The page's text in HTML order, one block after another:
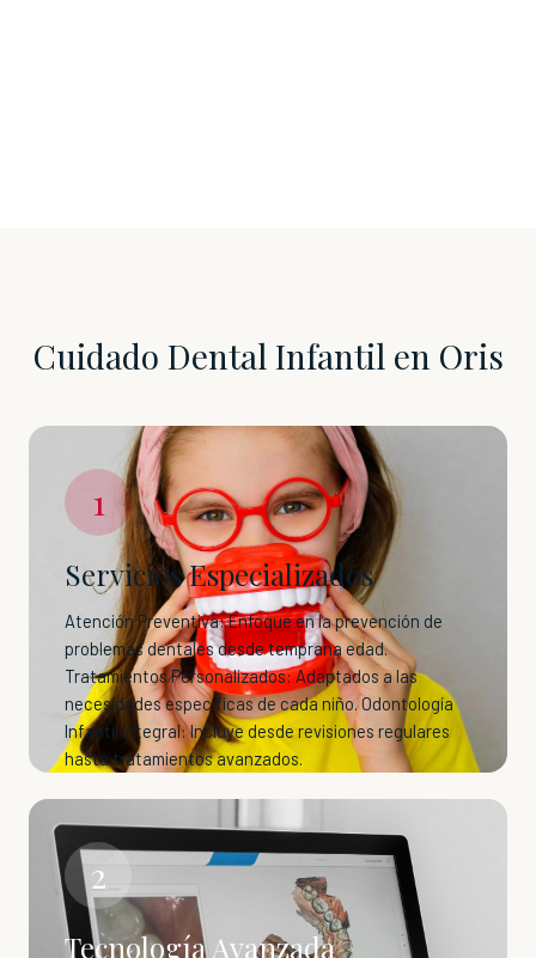
Cuidado Dental Infantil en Oris
1
Servicios Especializados
Atención Preventiva: Enfoque en la prevención de
problemas dentales desde temprana edad.
Tratamientos Personalizados: Adaptados a las
necesidades específicas de cada niño. Odontología
Infantil Integral: Incluye desde revisiones regulares
hasta tratamientos avanzados.
2
Tecnología Avanzada